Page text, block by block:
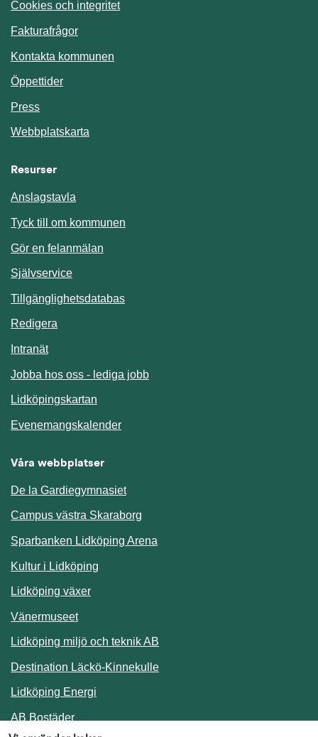
Cookies och integritet
Fakturafrågor
Kontakta kommunen
Öppettider
Press
Webbplatskarta
Resurser
Anslagstavla
Tyck till om kommunen
Gör en felanmälan
SjälvserviceLänk till annan webbplats.
TillgänglighetsdatabasLänk till annan webbplats.
Redigera
IntranätLänk till annan webbplats.
Jobba hos oss - lediga jobb
Lidköpingskartan
EvenemangskalenderLänk till annan webbplats.
Våra webbplatser
De la Gardiegymnasiet
Campus västra Skaraborg
Sparbanken Lidköping Arena
Kultur i Lidköping
Lidköping växer
Vänermuseet
Lidköping miljö och teknik AB
Destination Läckö-KinnekulleLänk till annan webbplats.
Lidköping Energi
AB BostäderLänk till annan webbplats.